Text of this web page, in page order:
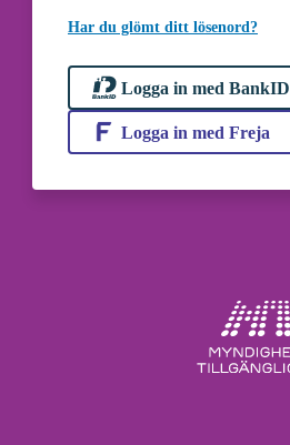
Har du glömt ditt lösenord?
Logga in med BankID
Logga in med Freja